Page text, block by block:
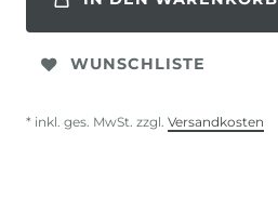
WUNSCHLISTE
* inkl. ges. MwSt. zzgl. Versandkosten